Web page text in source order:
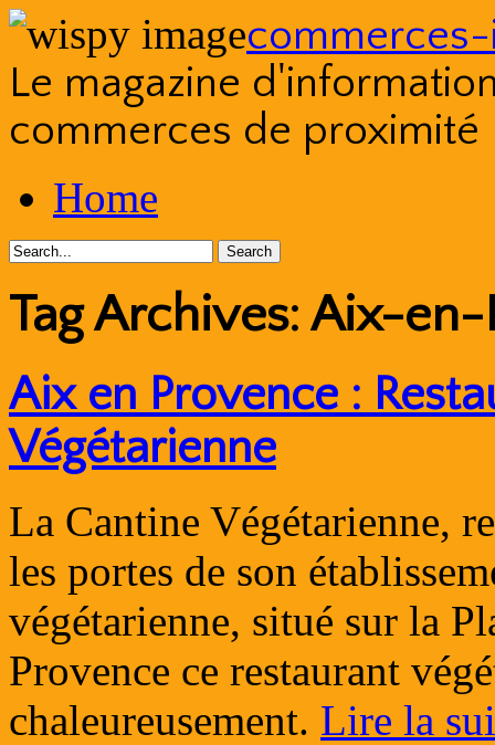
Le magazine
commerces de proximité
to
contentHome
Tag Archives: Aix-en-
Aix en Provence :
Végétarienne
La Cantine Végétarienne,
les portes de son
végétarienne, situé sur la
Provence ce restaurant
chaleureusement. Lire la